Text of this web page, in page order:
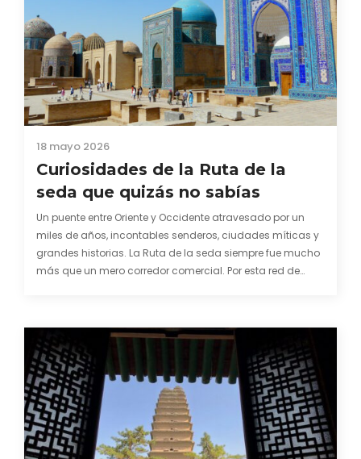
18 mayo 2026
Curiosidades de la Ruta de la
seda que quizás no sabías
Un puente entre Oriente y Occidente atravesado por un
miles de años, incontables senderos, ciudades míticas y
grandes historias. La Ruta de la seda siempre fue mucho
más que un mero corredor comercial. Por esta red de